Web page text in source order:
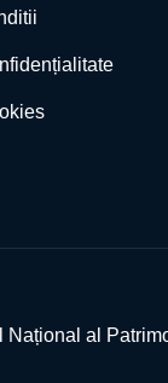
Național al